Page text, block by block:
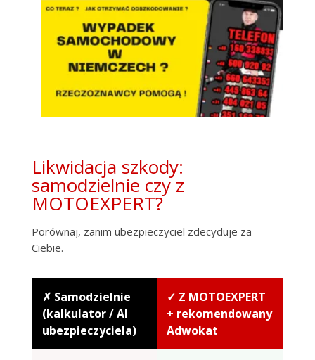
Likwidacja szkody:
samodzielnie czy z
MOTOEXPERT?
Porównaj, zanim ubezpieczyciel zdecyduje za
Ciebie.
✗ Samodzielnie
(kalkulator / AI
ubezpieczyciela)
✓ Z MOTOEXPERT
+ rekomendowany
Adwokat